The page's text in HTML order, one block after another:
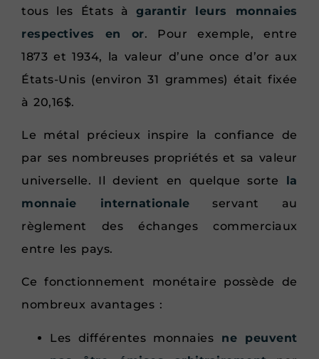
tous les États àgarantir leurs monnaies
respectives en or. Pour exemple, entre
1873 et 1934, la valeur d’une once d’or aux
États-Unis (environ 31 grammes) était fixée
à 20,16$.
Le métal précieux inspire la confiance de
par ses nombreuses propriétés et sa valeur
universelle. Il devient en quelque sorte la
monnaie internationale servant au
règlement des échanges commerciaux
entre les pays.
Ce fonctionnement monétaire possède de
nombreux avantages :
Les différentes monnaies ne peuvent